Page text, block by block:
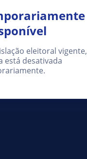
eleitoral vigente,
está desativada